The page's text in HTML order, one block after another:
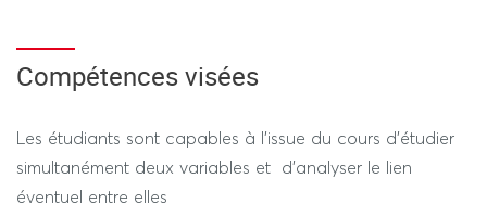
Compétences visées
Les étudiants sont capables à l’issue du cours d’étudier
simultanément deux variables et d’analyser le lien
éventuel entre elles